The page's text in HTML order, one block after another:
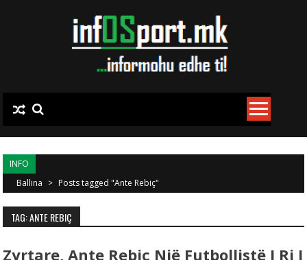
INFO
Ballina > Posts tagged "Ante Rebiç"
TAG: ANTE REBIÇ
Zyrtare, Ante Rebiç Një Futbollistë I Ri I